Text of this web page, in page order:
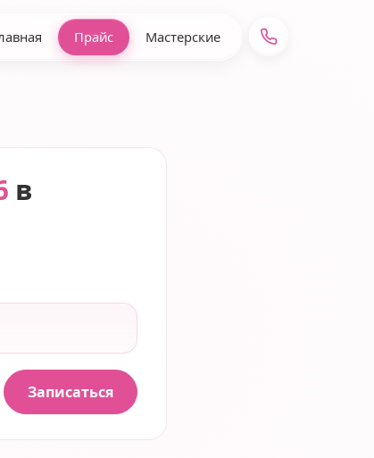
Прайс Мастерские
в
Записаться